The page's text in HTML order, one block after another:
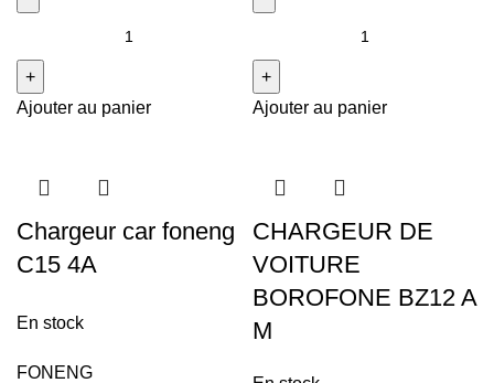
Ajouter au panier Ajouter au panier
Chargeur car foneng
C15 4A
En stock
FONENG
CHARGEUR DE
VOITURE
BOROFONE BZ12 A
M